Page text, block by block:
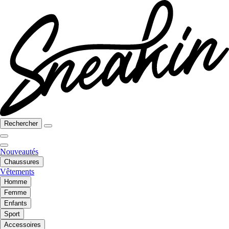
Rechercher
Nouveautés
Chaussures
Vêtements
Homme
Femme
Enfants
Sport
Accessoires